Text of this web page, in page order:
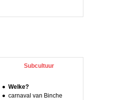
Subcultuur
Welke?
carnaval van Binche